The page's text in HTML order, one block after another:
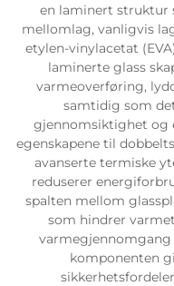
en laminert struktur
mellomlag, vanligvis
etylen-vinylacetat
laminerte glass
varmeoverføring,
samtidig som
gjennomsiktighet og
egenskapene til
avanserte termiske
reduserer
spalten mellom
som hindrer
komponenten